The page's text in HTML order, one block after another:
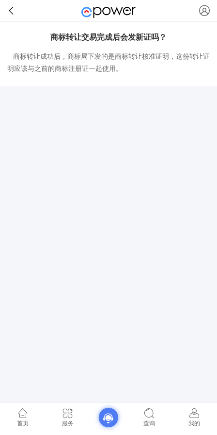
商标转让交易完成后会发新证吗？
商标转让成功后，商标局下发的是商标转让核准证明，这份转让证
明应该与之前的商标注册证一起使用。
首页 服务 查询 我的